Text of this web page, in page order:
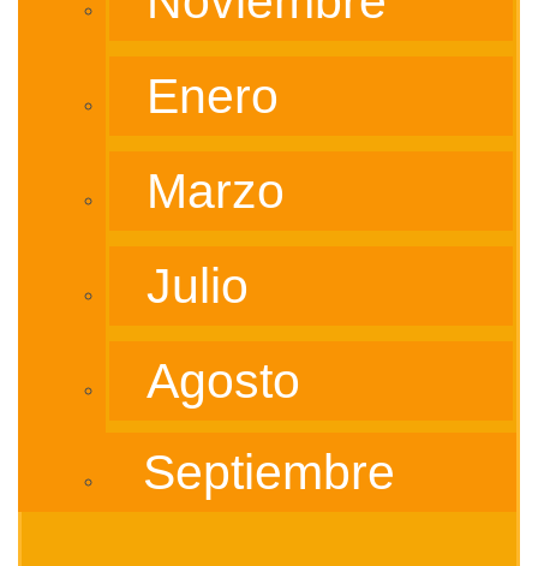
Enero
Marzo
Julio
Agosto
Septiembre